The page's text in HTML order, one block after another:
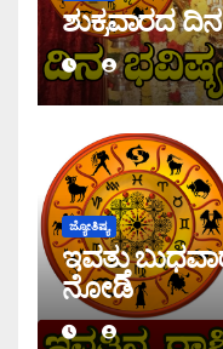
ಶುಕ್ರವಾರದ
ಜ್ಯೋತಿಷ್ಯ
ಇವತ್ತು
ನೋಡಿ